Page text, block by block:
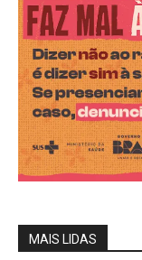
MAIS LIDAS